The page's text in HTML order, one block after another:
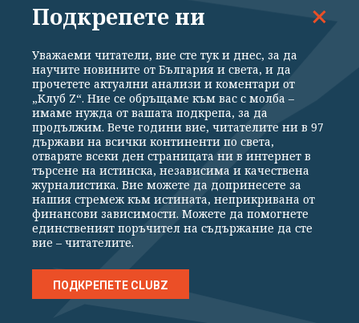
Йордан Цонев и Стефка Костадинова не
успяха да станат депутати от ДПС
ВСИЧКИ НОВИНИ ПОЛИТИКА ИКОНОМИКА СВЕТЪТ
СПОРТ КУЛТУРА ТЕХНОЛОГИИ КАЛЕЙДОСКОП
Подкрепете ни
Уважаеми читатели, вие сте тук и днес, за да
научите новините от България и света, и да
прочетете актуални анализи и коментари от
„Клуб Z“. Ние се обръщаме към вас с молба –
имаме нужда от вашата подкрепа, за да
продължим. Вече години вие, читателите ни в 97
държави на всички континенти по света,
отваряте всеки ден страницата ни в интернет в
търсене на истинска, независима и качествена
журналистика. Вие можете да допринесете за
нашия стремеж към истината, неприкривана от
финансови зависимости. Можете да помогнете
единственият поръчител на съдържание да сте
вие – читателите.
ПОДКРЕПЕТЕ CLUBZ